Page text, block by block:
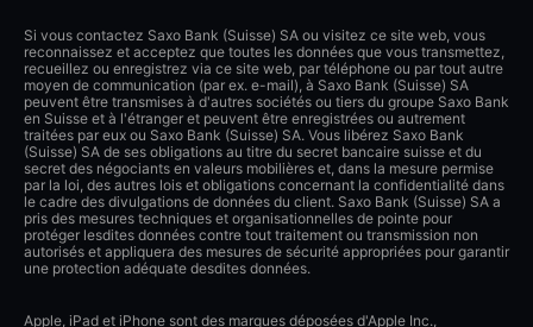
Si vous contactez Saxo Bank (Suisse) SA ou visitez ce site web, vous
reconnaissez et acceptez que toutes les données que vous transmettez,
recueillez ou enregistrez via ce site web, par téléphone ou par tout autre
moyen de communication (par ex. e-mail), à Saxo Bank (Suisse) SA
peuvent être transmises à d'autres sociétés ou tiers du groupe Saxo Bank
en Suisse et à l'étranger et peuvent être enregistrées ou autrement
traitées par eux ou Saxo Bank (Suisse) SA. Vous libérez Saxo Bank
(Suisse) SA de ses obligations au titre du secret bancaire suisse et du
secret des négociants en valeurs mobilières et, dans la mesure permise
par la loi, des autres lois et obligations concernant la confidentialité dans
le cadre des divulgations de données du client. Saxo Bank (Suisse) SA a
pris des mesures techniques et organisationnelles de pointe pour
protéger lesdites données contre tout traitement ou transmission non
autorisés et appliquera des mesures de sécurité appropriées pour garantir
une protection adéquate desdites données.
Apple, iPad et iPhone sont des marques déposées d'Apple Inc.,